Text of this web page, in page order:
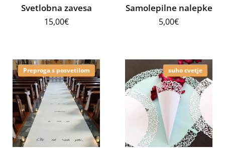
Svetlobna zavesa
15,00€
Samolepilne nalepke
5,00€
Preproga s posvetilom suho cvetje